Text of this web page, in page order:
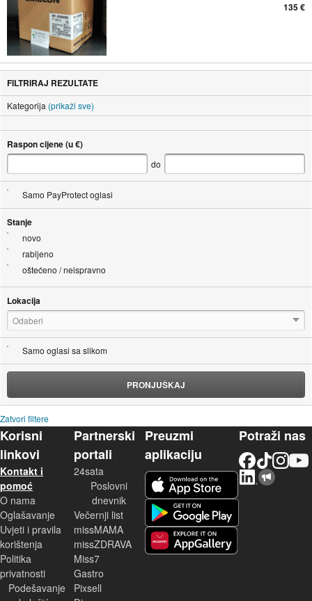
135 €
FILTRIRAJ REZULTATE
Kategorija (prikaži sve)
Raspon cijene (u €)
do
Samo PayProtect oglasi
Stanje
novo
rabljeno
oštećeno / neispravno
Lokacija
Odaberi
Samo oglasi sa slikom
PRONJUŠKAJ
Zatvori filtere
Korisni
linkovi
Kontakt i
pomoć
O nama
Oglašavanje
Uvjeti i pravila
korištenja
Politika
privatnosti
Podešavanje
Partnerski
portali
24sata
Poslovni
dnevnik
Večernji list
missMAMA
missZDRAVA
Miss7
Gastro
Pixsell
Preuzmi
aplikaciju
Potraži nas